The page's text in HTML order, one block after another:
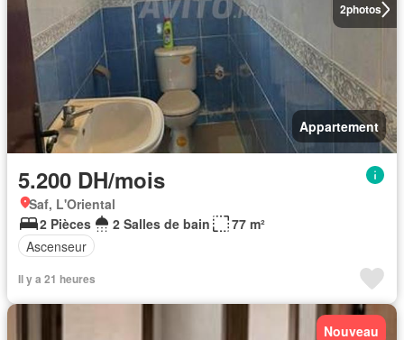
2photos
Appartement
5.200 DH/mois
Saf, L'Oriental
2 Pièces
2 Salles de bain
77 m²
Ascenseur
Il y a 21 heures
Nouveau